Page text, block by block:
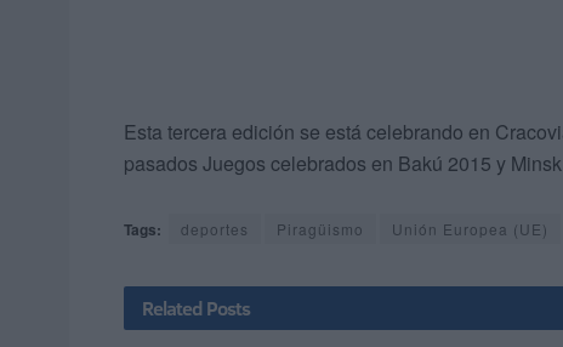
Esta tercera edición se está celebrando en
pasados Juegos celebrados en Bakú 2015 y
Tags: deportes Piragüismo Unión Europea (UE)
Related Posts